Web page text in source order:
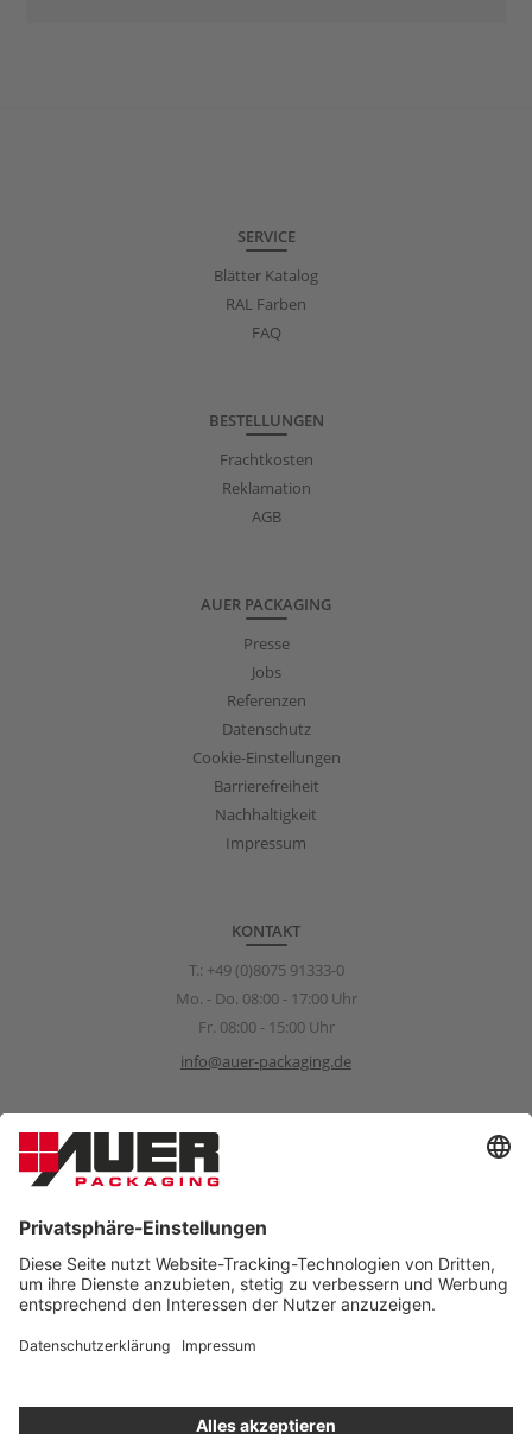
SERVICE
Blätter Katalog
RAL Farben
FAQ
BESTELLUNGEN
Frachtkosten
Reklamation
AGB
AUER PACKAGING
Presse
Jobs
Referenzen
Datenschutz
Cookie-Einstellungen
Barrierefreiheit
Nachhaltigkeit
Impressum
KONTAKT
T.: +49 (0)8075 91333-0
Mo. - Do. 08:00 - 17:00 Uhr
Fr. 08:00 - 15:00 Uhr
info@auer-packaging.de
Sponsoring Anfragen
sponsoring@auer-packaging.com
Sie kaufen momentan als Geschäftskunde ein. Im Privatkunden-